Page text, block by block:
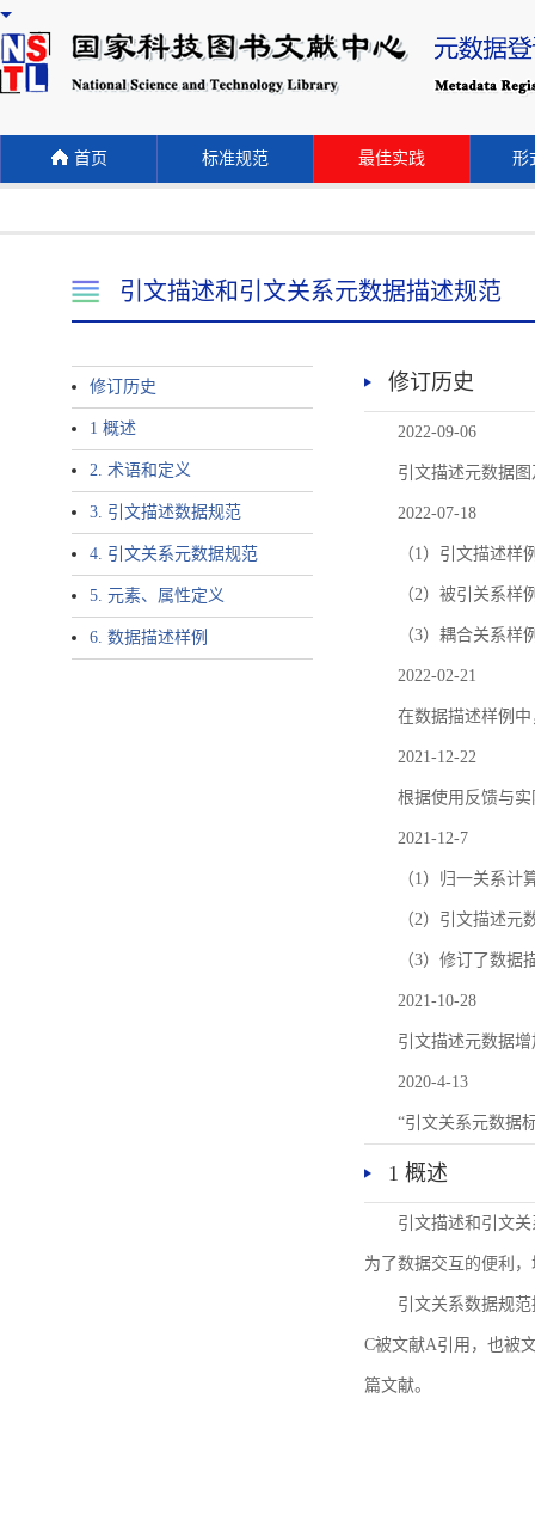
首页 标准规范 最佳实践 形
引文描述和引文关系元数据描述规范
修订历史
1 概述
2. 术语和定义
3. 引文描述数据规范
4. 引文关系元数据规范
5. 元素、属性定义
6. 数据描述样例
修订历史
2022-09-06
引文描述元数据
2022-07-18
（1）引文描述样
（2）被引关系
（3）耦合关系
2022-02-21
在数据描述样例
2021-12-22
根据使用反馈与
2021-12-7
（1）归一关系
（2）引文描述元
（3）修订了数据
2021-10-28
引文描述元数据增
2020-4-13
“引文关系元数据
1 概述
引文描述和引文
为了数据交互的便利
引文关系数据规
C被文献A引用，也被
篇文献。